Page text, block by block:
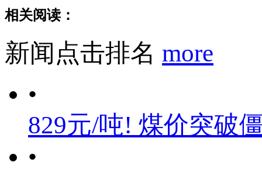
相关阅读：
新闻点击排名 more
•
829元/吨! 煤价突破
•